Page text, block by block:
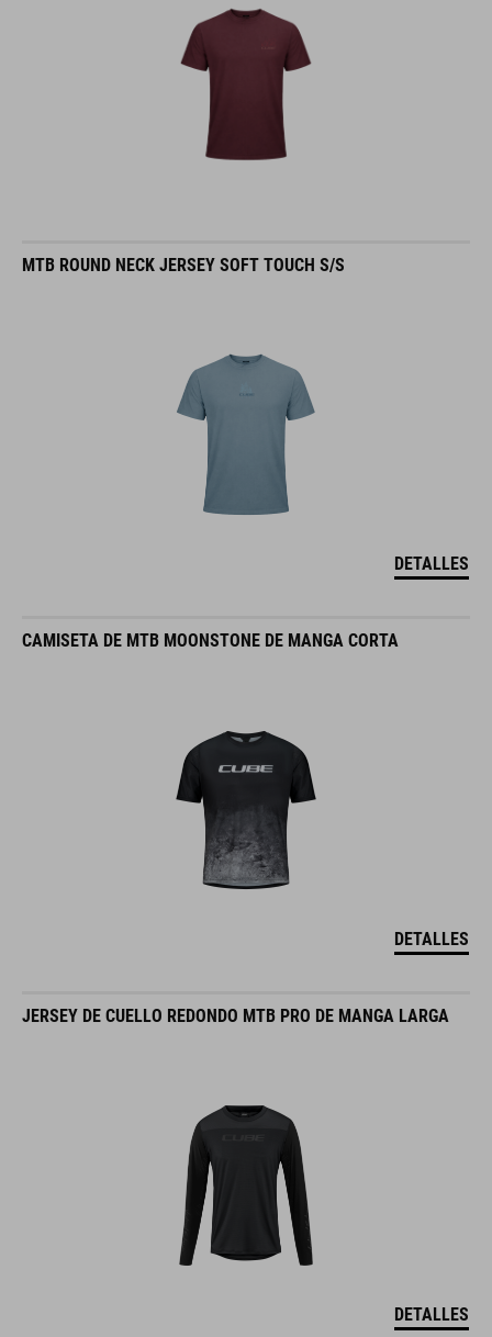
MTB ROUND NECK JERSEY SOFT TOUCH S/S
DETALLES
CAMISETA DE MTB MOONSTONE DE MANGA CORTA
DETALLES
JERSEY DE CUELLO REDONDO MTB PRO DE MANGA LARGA
DETALLES